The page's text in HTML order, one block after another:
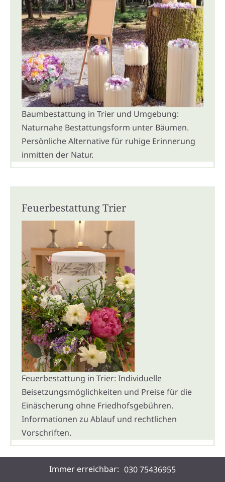
Baumbestattung in Trier und Umgebung:
Naturnahe Bestattungsform unter Bäumen.
Persönliche Alternative für ruhige Erinnerung
inmitten der Natur.
Feuerbestattung Trier
Feuerbestattung in Trier: Individuelle
Beisetzungsmöglichkeiten und Preise für die
Einäscherung ohne Friedhofsgebühren.
Informationen zu Ablauf und rechtlichen
Vorschriften.
Immer erreichbar: 030 75436955